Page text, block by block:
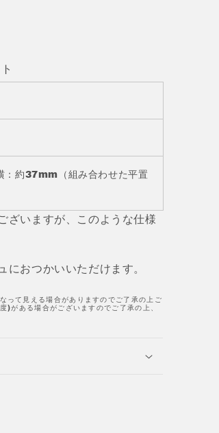
約37mm（組み合わせた平置
ざいますが、このような仕様
おつかいいただけます。
って見える場合がありますのでご了承の上ご
)がある場合がございますのでご了承の上、